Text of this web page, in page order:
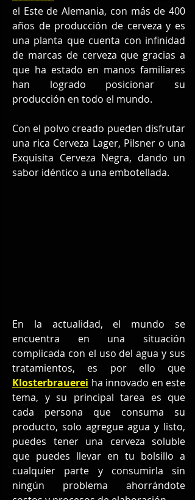
el Este de Alemania, con más de 400
años de producción de cerveza y es
una planta que cuenta con infinidad
de marcas de cerveza que gracias a
que ha estado en manos familiares
han logrado posicionar su
producción en todo el mundo.
Con el polvo creado pueden disfrutar
una rica Cerveza Lager, Pilsner o una
Exquisita Cerveza Negra, dando un
sabor idéntico a una embotellada.
En la actualidad, el mundo se
encuentra en una situación
complicada con el uso del agua y sus
Klosterbrauerei ha innovado en este
tema, y su principal tarea es que
cada persona que consuma su
producto, solo agregue agua y listo,
puedes tener una cerveza soluble
que puedes llevar en tu bolsillo a
cualquier parte y consumirla sin
ningún problema ahorrándote